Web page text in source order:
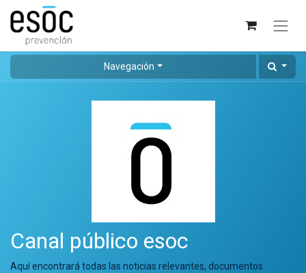
Navegación
Canal público esoc
Aquí encontrará todas las noticias relevantes, documentos